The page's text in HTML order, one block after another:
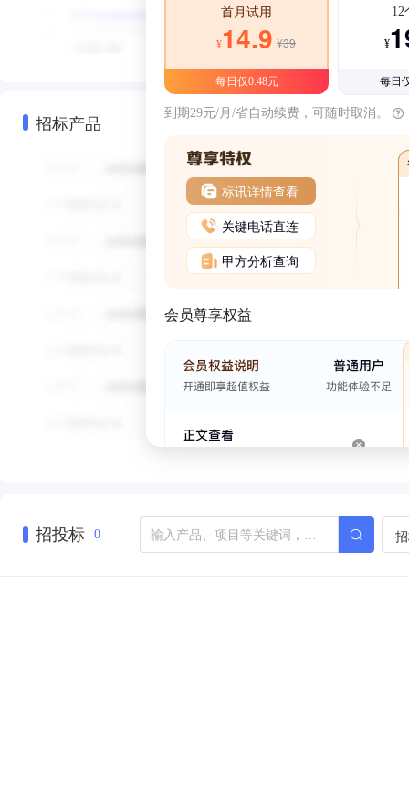
招标产品
首月试用
¥14.9 ¥39
每日仅0.48元
12
¥
每日
到期29元/月/省自动续费，可随时取消。
标讯详情查看
关键电话直连
甲方分析查询
会员尊享权益
招投标 0